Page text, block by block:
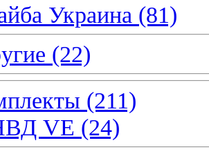
Украина (81)
(22)
(211)
VE (24)